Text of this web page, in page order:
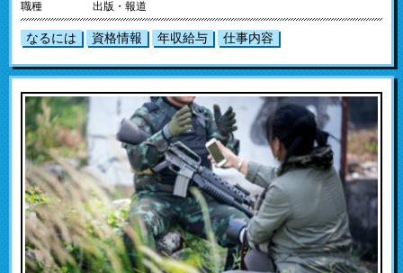
職種 出版・報道
なるには 資格情報 年収給与 仕事内容